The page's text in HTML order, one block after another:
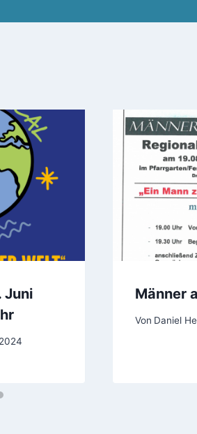
Juni
Männer
Von Daniel